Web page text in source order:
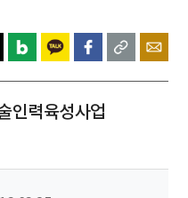
인력육성사업